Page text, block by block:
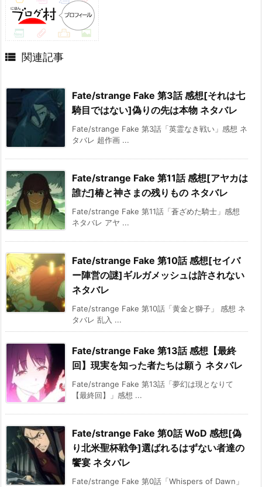
 関連記事
Fate/strange Fake 第3話 感想[それは七
騎目ではない]偽りの先は本物 ネタバレ
Fate/strange Fake 第3話「英霊なき戦い」感想 ネ
タバレ 超作画 ...
Fate/strange Fake 第11話 感想[アヤカは
誰だ]椿と神さまの残りもの ネタバレ
Fate/strange Fake 第11話「蒼ざめた騎士」感想
ネタバレ アヤ ...
Fate/strange Fake 第10話 感想[セイバ
ー陣営の謎]ギルガメッシュは許されない
ネタバレ
Fate/strange Fake 第10話「黄金と獅子」 感想 ネ
タバレ 乱入 ...
Fate/strange Fake 第13話 感想【最終
回】現実を知った者たちは願う ネタバレ
Fate/strange Fake 第13話「夢幻は現となりて
【最終回】」感想 ...
Fate/strange Fake 第0話 WoD 感想[偽
り北米聖杯戦争]選ばれるはずない者達の
饗宴 ネタバレ
Fate/strange Fake 第0話「Whispers of Dawn」